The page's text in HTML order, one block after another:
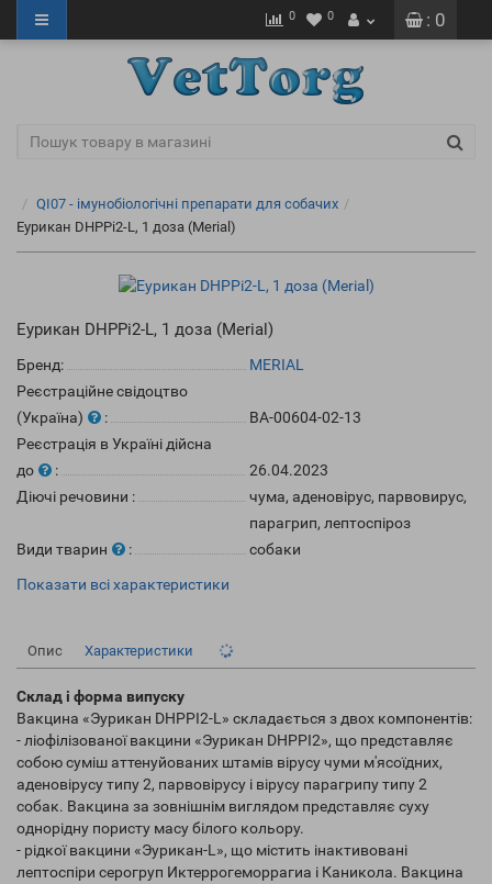
: 0
0 0
QI07 - імунобіологічні препарати для собачих
Еурикан DHPPi2-L, 1 доза (Merial)
Еурикан DHPPi2-L, 1 доза (Merial)
Бренд:
MERIAL
Реєстраційне свідоцтво
(Україна)
:
ВА-00604-02-13
Реєстрація в Україні дійсна
до
:
26.04.2023
Діючі речовини :
чума, аденовірус, парвовирус,
парагрип, лептоспіроз
Види тварин
:
собаки
Показати всі характеристики
Опис Характеристики
Склад і форма випуску
Вакцина «Эурикан DHPPI2-L» складається з двох компонентів:
- ліофілізованої вакцини «Эурикан DHPPI2», що представляє
собою суміш аттенуйованих штамів вірусу чуми м'ясоїдних,
аденовірусу типу 2, парвовірусу і вірусу парагрипу типу 2
собак. Вакцина за зовнішнім виглядом представляє суху
однорідну пористу масу білого кольору.
- рідкої вакцини «Эурикан-L», що містить інактивовані
лептоспіри серогруп Иктеррогеморрагиа і Каникола. Вакцина